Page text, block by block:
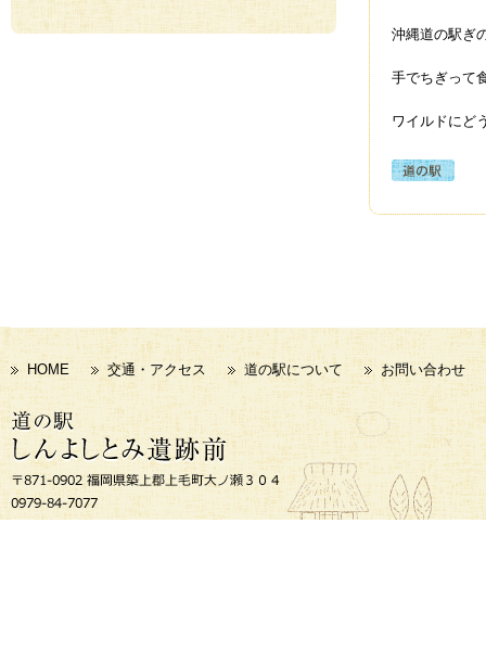
沖縄道の駅ぎ
手でちぎって
ワイルドにど
HOME 交通・アクセス 道の駅について お問い合わせ